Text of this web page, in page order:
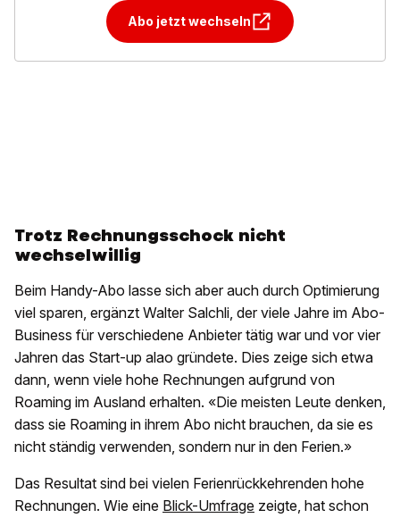
Abo jetzt wechseln
Trotz Rechnungsschock nicht
wechselwillig
Beim Handy-Abo lasse sich aber auch durch Optimierung
viel sparen, ergänzt Walter Salchli, der viele Jahre im Abo-
Business für verschiedene Anbieter tätig war und vor vier
Jahren das Start-up alao gründete. Dies zeige sich etwa
dann, wenn viele hohe Rechnungen aufgrund von
Roaming im Ausland erhalten. «Die meisten Leute denken,
dass sie Roaming in ihrem Abo nicht brauchen, da sie es
nicht ständig verwenden, sondern nur in den Ferien.»
Das Resultat sind bei vielen Ferienrückkehrenden hohe
Rechnungen. Wie eine Blick-Umfrage zeigte, hat schon